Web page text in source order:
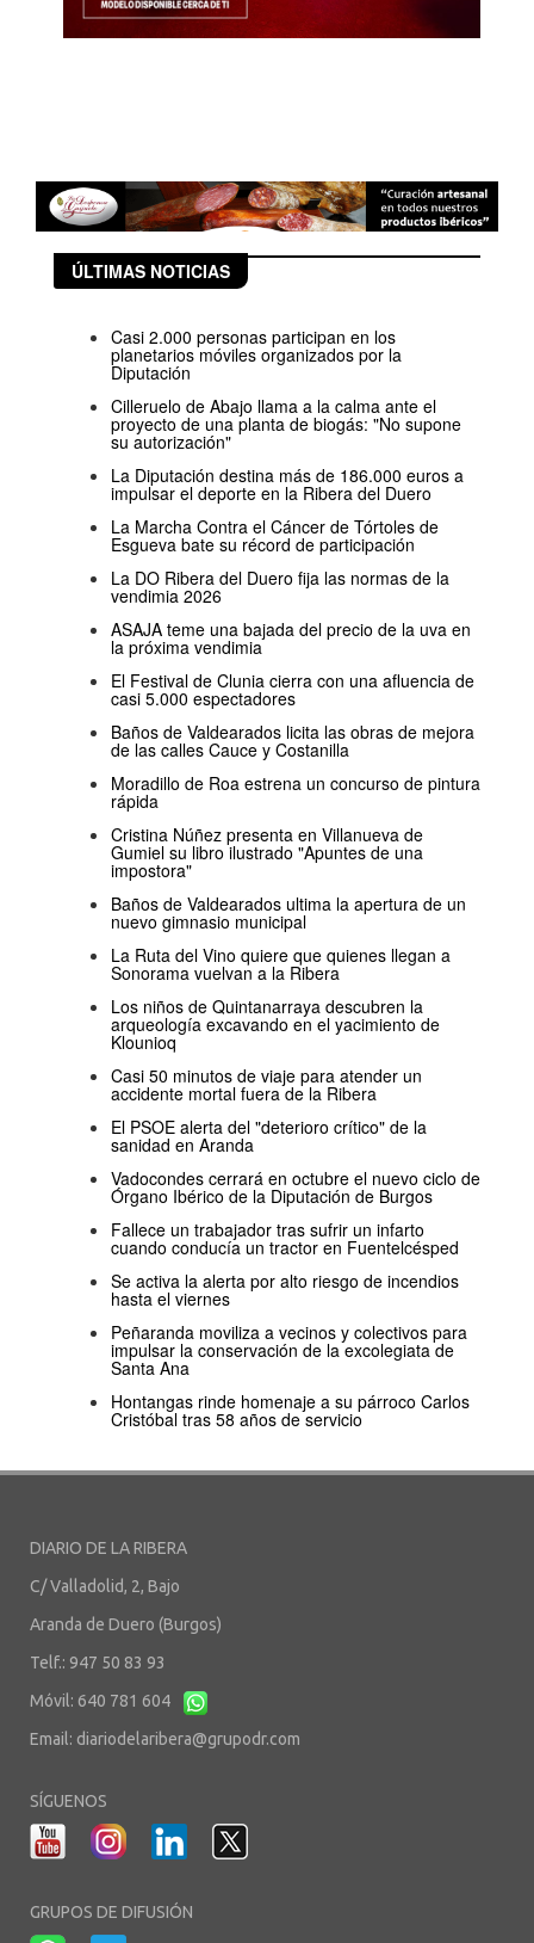
ÚLTIMAS NOTICIAS
Casi 2.000 personas participan en los
planetarios móviles organizados por la
Diputación
Cilleruelo de Abajo llama a la calma ante el
proyecto de una planta de biogás: "No supone
su autorización"
La Diputación destina más de 186.000 euros a
impulsar el deporte en la Ribera del Duero
La Marcha Contra el Cáncer de Tórtoles de
Esgueva bate su récord de participación
La DO Ribera del Duero fija las normas de la
vendimia 2026
ASAJA teme una bajada del precio de la uva en
la próxima vendimia
El Festival de Clunia cierra con una afluencia de
casi 5.000 espectadores
Baños de Valdearados licita las obras de mejora
de las calles Cauce y Costanilla
Moradillo de Roa estrena un concurso de pintura
rápida
Cristina Núñez presenta en Villanueva de
Gumiel su libro ilustrado "Apuntes de una
impostora"
Baños de Valdearados ultima la apertura de un
nuevo gimnasio municipal
La Ruta del Vino quiere que quienes llegan a
Sonorama vuelvan a la Ribera
Los niños de Quintanarraya descubren la
arqueología excavando en el yacimiento de
Klounioq
Casi 50 minutos de viaje para atender un
accidente mortal fuera de la Ribera
El PSOE alerta del "deterioro crítico" de la
sanidad en Aranda
Vadocondes cerrará en octubre el nuevo ciclo de
Órgano Ibérico de la Diputación de Burgos
Fallece un trabajador tras sufrir un infarto
cuando conducía un tractor en Fuentelcésped
Se activa la alerta por alto riesgo de incendios
hasta el viernes
Peñaranda moviliza a vecinos y colectivos para
impulsar la conservación de la excolegiata de
Santa Ana
Hontangas rinde homenaje a su párroco Carlos
Cristóbal tras 58 años de servicio
DIARIO DE LA RIBERA
C/ Valladolid, 2, Bajo
Aranda de Duero (Burgos)
Telf.: 947 50 83 93
Móvil: 640 781 604
Email: diariodelaribera@grupodr.com
SÍGUENOS
GRUPOS DE DIFUSIÓN